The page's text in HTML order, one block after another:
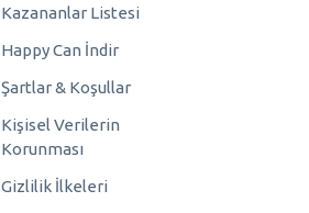
Kazananlar Listesi
Happy Can İndir
Şartlar & Koşullar
Kişisel Verilerin
Korunması
Gizlilik İlkeleri